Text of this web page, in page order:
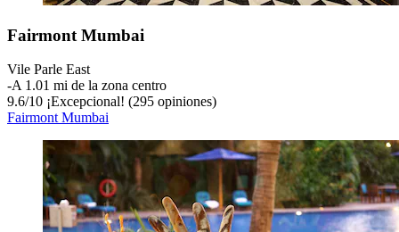
Fairmont Mumbai
Vile Parle East
‐A 1.01 mi de la zona centro
9.6/10 ¡Excepcional! (295 opiniones)
Fairmont Mumbai